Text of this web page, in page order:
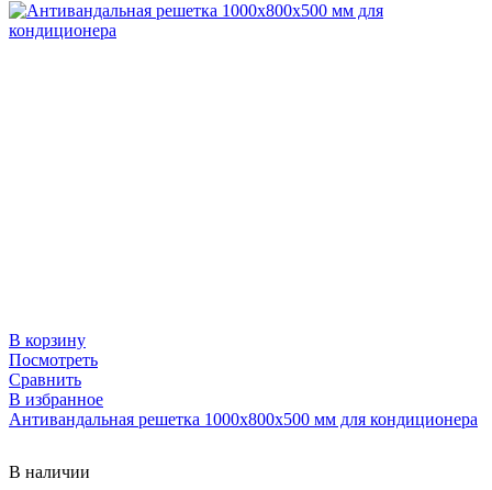
В корзину
Посмотреть
Сравнить
В избранное
Антивандальная решетка 1000х800х500 мм для кондиционера
В наличии